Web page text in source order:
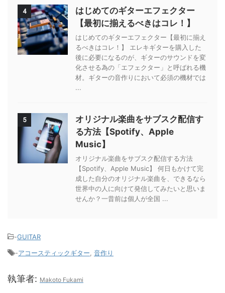
4
はじめてのギターエフェクター
【最初に揃えるべきはコレ！】
はじめてのギターエフェクター【最初に揃え
るべきはコレ！】 エレキギターを購入した
後に必要になるのが、ギターのサウンドを変
化させる為の「エフェクター」と呼ばれる機
材。ギターの音作りにおいて必須の機材では
...
5
オリジナル楽曲をサブスク配信す
る方法【Spotify、Apple
Music】
オリジナル楽曲をサブスク配信する方法
【Spotify、Apple Music】 何日もかけて完
成した自分のオリジナル楽曲を、できるなら
世界中の人に向けて発信してみたいと思いま
せんか？一昔前は個人が全国 ...
-GUITAR
-アコースティックギター 音作り
執筆者: Makoto Fukami